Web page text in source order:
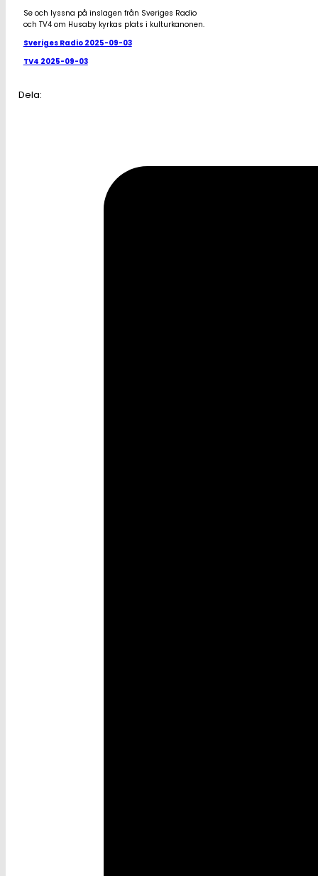
Se och lyssna på inslagen från Sveriges Radio
och TV4 om Husaby kyrkas plats i kulturkanonen.
Sveriges Radio 2025-09-03
TV4 2025-09-03
Dela: